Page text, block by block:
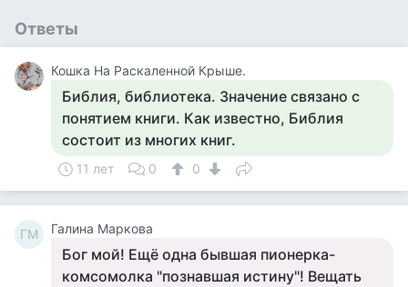
Ответы
Кошка На Раскаленной Крыше.
Библия, библиотека. Значение связано с
понятием книги. Как известно, Библия
состоит из многих книг.
11 лет 0 0
ГМ Галина Маркова
Бог мой! Ещё одна бывшая пионерка-
комсомолка "познавшая истину"! Вещать